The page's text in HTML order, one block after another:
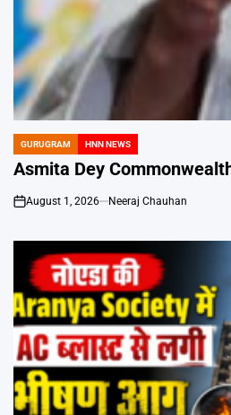
POSTED
IN
GURUGRAM HNN NEWS
Asmita Dey Commonwealth
on
August 1, 2026 Neeraj Chauhan